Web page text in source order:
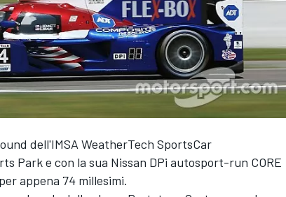
dell'IMSA WeatherTech SportsCar
Park e con la sua Nissan DPi autosport-run CORE
appena 74 millesimi.